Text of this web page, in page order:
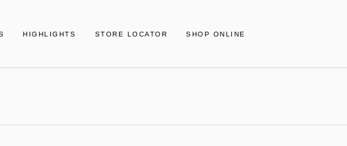
HIGHLIGHTS STORE LOCATOR SHOP ONLINE